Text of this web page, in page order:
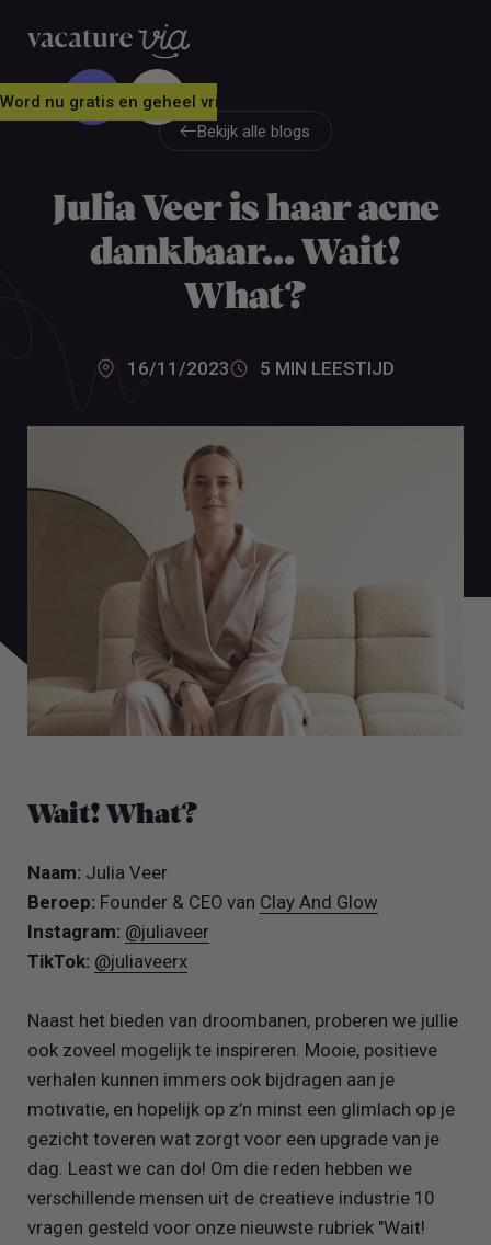
Word nu gratis en geheel vrijblijvend lid van ons Vacature Via
Bekijk alle blogs
Julia Veer is haar acne
dankbaar... Wait!
What?
16/11/2023 5 MIN LEESTIJD
Wait! What?
Naam: Julia Veer
Beroep: Founder & CEO van Clay And Glow
Instagram: @juliaveer
TikTok: @juliaveerx
Naast het bieden van droombanen, proberen we jullie
ook zoveel mogelijk te inspireren. Mooie, positieve
verhalen kunnen immers ook bijdragen aan je
motivatie, en hopelijk op z’n minst een glimlach op je
gezicht toveren wat zorgt voor een upgrade van je
dag. Least we can do! Om die reden hebben we
verschillende mensen uit de creatieve industrie 10
vragen gesteld voor onze nieuwste rubriek "Wait!